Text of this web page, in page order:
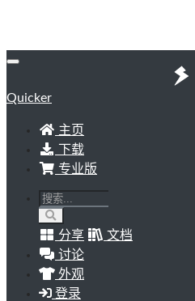
Quicker
主页
下载
专业版
分享
文档
讨论
外观
登录